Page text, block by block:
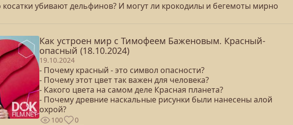
косатки убивают дельфинов? И могут ли крокодилы и бегемоты мирно
Как устроен мир с Тимофеем Баженовым. Красный-
опасный (18.10.2024)
19.10.2024
- Почему красный - это символ опасности?
- Почему этот цвет так важен для человека?
- Какого цвета на самом деле Красная планета?
- Почему древние наскальные рисунки были нанесены алой
охрой?
100 0